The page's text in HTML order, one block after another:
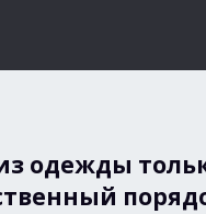
одежды